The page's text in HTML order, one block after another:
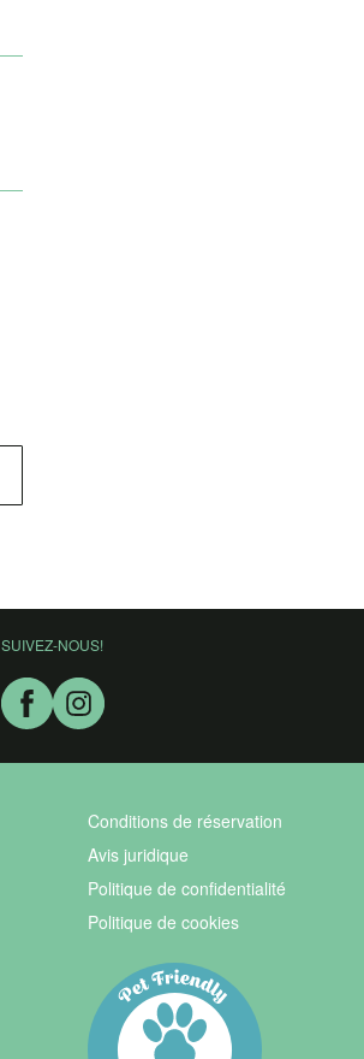
SUIVEZ-NOUS!
Conditions de réservation
Avis juridique
Politique de confidentialité
Politique de cookies